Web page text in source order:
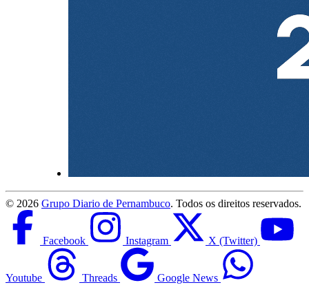
© 2026 Grupo Diario de Pernambuco. Todos os direitos reservados.
Facebook Instagram X (Twitter)
Youtube Threads
Google News